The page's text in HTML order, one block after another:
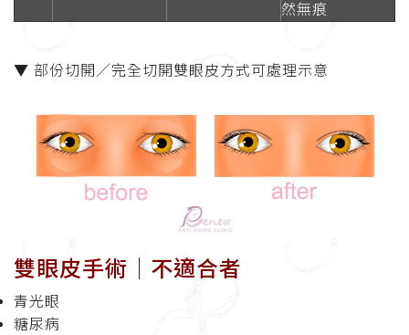
然無痕
▼ 部份切開／完全切開雙眼皮方式可處理示意
雙眼皮手術│不適合者
青光眼
糖尿病